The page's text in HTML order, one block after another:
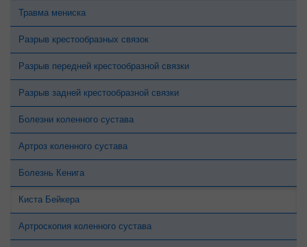
Травма мениска
Разрыв крестообразных связок
Разрыв передней крестообразной связки
Разрыв задней крестообразной связки
Болезни коленного сустава
Артроз коленного сустава
Болезнь Кенига
Киста Бейкера
Артроскопия коленного сустава